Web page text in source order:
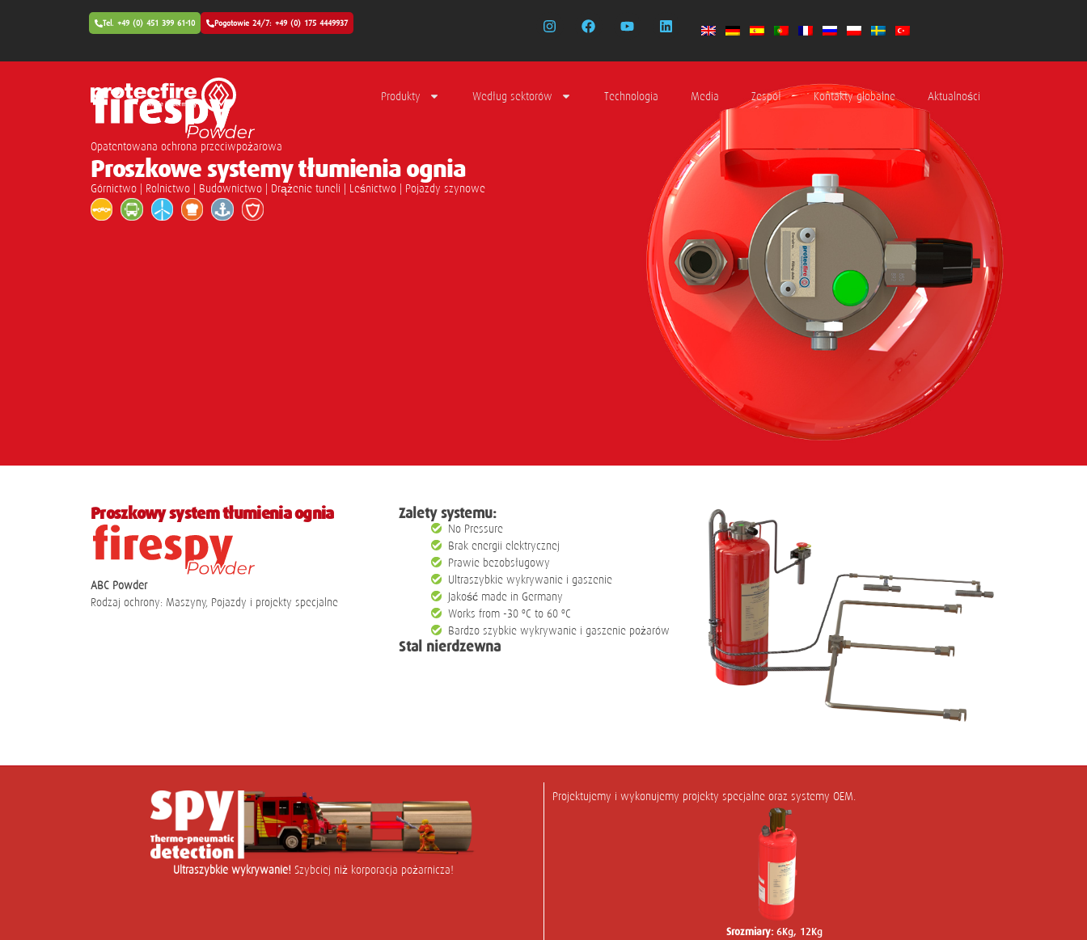
Tel. +49 (0) 451 399 61-10 Pogotowie 24/7: +49 (0) 175 4449937
Produkty Według sektorów Technologia Media Zespół Kontakty globalne Aktualności
Opatentowana ochrona przeciwpożarowa
Proszkowe systemy tłumienia ognia
Górnictwo | Rolnictwo | Budownictwo | Drążenie tuneli | Leśnictwo | Pojazdy szynowe
Proszkowy system tłumienia ognia
ABC Powder
Rodzaj ochrony: Maszyny, Pojazdy i projekty specjalne
Zalety systemu:
No Pressure
Brak energii elektrycznej
Prawie bezobsługowy
Ultraszybkie wykrywanie i gaszenie
Jakość made in Germany
Works from -30 ºC to 60 ºC
Bardzo szybkie wykrywanie i gaszenie pożarów
Stal nierdzewna
Ultraszybkie wykrywanie! Szybciej niż korporacja pożarnicza!
Projektujemy i wykonujemy projekty specjalne oraz systemy OEM.
Srozmiary: 6Kg, 12Kg